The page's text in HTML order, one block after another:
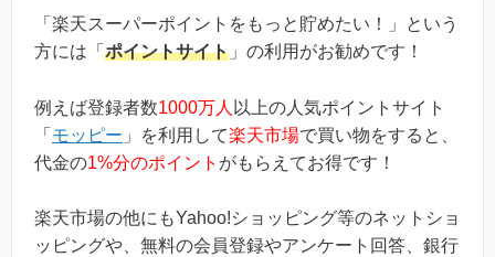
「楽天スーパーポイントをもっと貯めたい！」という
方には「 ポイントサイト 」の利用がお勧めです！
例えば登録者数1000万人 以上の人気ポイントサイト
「 モッピー 」を利用して楽天市場で買い物をすると、
代金の1%分のポイント がもらえてお得です！
楽天市場の他にもYahoo!ショッピング等のネットショ
ッピングや、無料の会員登録やアンケート回答、銀行